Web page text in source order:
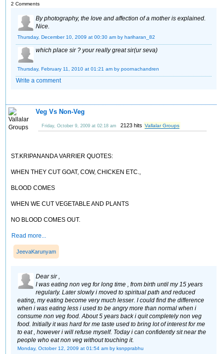
2 Comments
By photography, the love and affection of a mother is explained.
Nice.
Thursday, December 10, 2009 at 00:30 am by hariharan_82
which place sir ? your really great sir(ur seva)
Thursday, February 11, 2010 at 01:21 am by poornachandren
Write a comment
Veg Vs Non-Veg
Friday, October 9, 2009 at 02:18 am 2123 hits Vallalar Groups
ST.KRIPANANDA VARRIER QUOTES:
WHEN THEY CUT GOAT, COW, CHICKEN ETC.,
BLOOD COMES
WHEN WE CUT VEGETABLE AND PLANTS
NO BLOOD COMES OUT.
Read more...
JeevaKarunyam
Dear sir ,
I was eating non veg for long time , from birth until my 15 years
regularly. Later slowly i moved to spiritual path and reduced
eating, my eating become very much lesser. I could find the difference
when i was eating less i used to be angry more than normal when i
consume non veg food. About 5 years back i quit completely non veg
food. Initially it was hard for me taste used to bring lot of interest for me
to eat , however i will refuse myself. Today i can confidently sit near the
people who eat non veg without touching it.
Monday, October 12, 2009 at 01:54 am by ksnpprabhu